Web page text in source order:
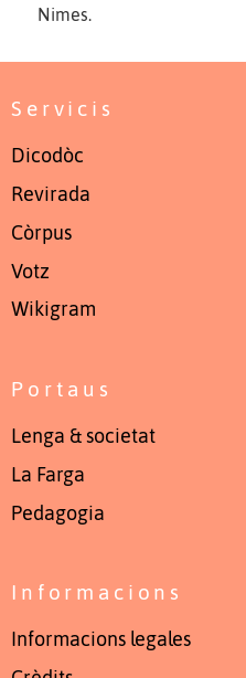
Nimes.
Servicis
Dicodòc
Revirada
Còrpus
Votz
Wikigram
Portaus
Lenga & societat
La Farga
Pedagogia
Informacions
Informacions legales